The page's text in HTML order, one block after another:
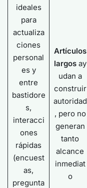
ideales
para
actualiza
ciones
personal
es y
entre
bastidore
s,
interacci
ones
rápidas
(encuest
as,
pregunta
Artículos
largosay
udan a
construir
autoridad
, pero no
generan
tanto
alcance
inmediat
o